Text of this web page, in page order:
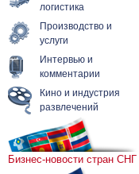
логистика
Производство и
услуги
Интервью и
комментарии
Кино и индустрия
развлечений
Бизнес-новости стран СНГ